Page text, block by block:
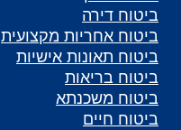
ביטוח דירה
ביטוח אחריות מקצועית
ביטוח תאונות אישיות
ביטוח בריאות
ביטוח משכנתא
ביטוח חיים